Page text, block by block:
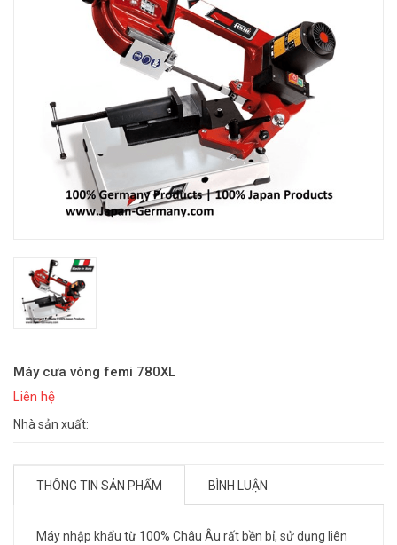
Máy cưa vòng femi 780XL
Liên hệ
Nhà sản xuất:
THÔNG TIN SẢN PHẨM BÌNH LUẬN
Máy nhập khẩu từ 100% Châu Âu rất bền bỉ, sử dụng liên